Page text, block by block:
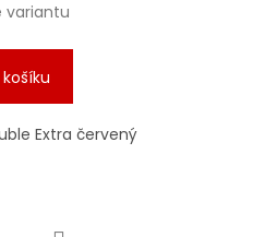
variantu
Extra červený